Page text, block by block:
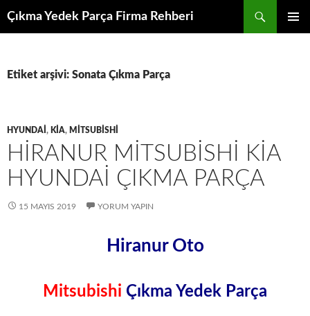
atla
Çıkma Yedek Parça Firma Rehberi
Etiket arşivi: Sonata Çıkma Parça
HYUNDAI , KIA, MITSUBISHI
HIRANUR MITSUBISHI KIA
HYUNDAI ÇIKMA PARÇA
15 MAYIS 2019 YORUM YAPIN
Hiranur Oto
Mitsubishi Çıkma Yedek Parça